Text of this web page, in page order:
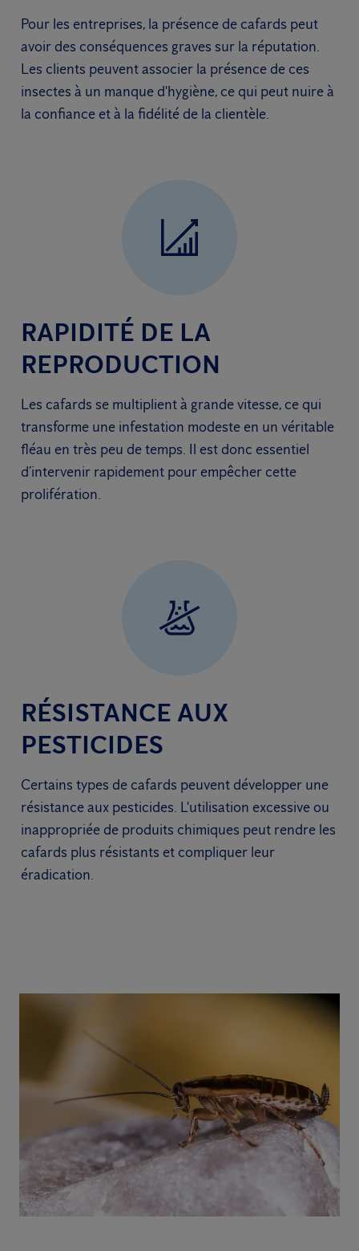
Pour les entreprises, la présence de cafards peut
avoir des conséquences graves sur la réputation.
Les clients peuvent associer la présence de ces
insectes à un manque d'hygiène, ce qui peut nuire à
la confiance et à la fidélité de la clientèle.
RAPIDITÉ DE LA
REPRODUCTION
Les cafards se multiplient à grande vitesse, ce qui
transforme une infestation modeste en un véritable
fléau en très peu de temps. Il est donc essentiel
d’intervenir rapidement pour empêcher cette
prolifération.
RÉSISTANCE AUX
PESTICIDES
Certains types de cafards peuvent développer une
résistance aux pesticides. L'utilisation excessive ou
inappropriée de produits chimiques peut rendre les
cafards plus résistants et compliquer leur
éradication.